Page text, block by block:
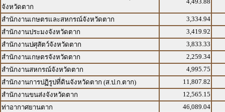
จังหวัดตาก
สำนักงานเกษตรและสหกรณ์จังหวัดตาก
3,334.94
สำนักงานประมงจังหวัดตาก
3,419.92
สำนักงานปศุสัตว์จังหวัดตาก
3,833.33
สำนักงานเกษตรจังหวัดตาก
2,259.34
สำนักงานสหกรณ์จังหวัดตาก
4,995.75
สำนักงานการปฏิรูปที่ดินจังหวัดตาก (ส.ป.ก.ตาก)
11,807.82
สำนักงานขนส่งจังหวัดตาก
12,565.15
ท่าอากาศยานตาก
46,089.04